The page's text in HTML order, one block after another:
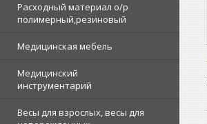
Расходный материал о/р
полимерный,резиновый
Медицинская мебель
Медицинский
инструментарий
Весы для взрослых, весы для